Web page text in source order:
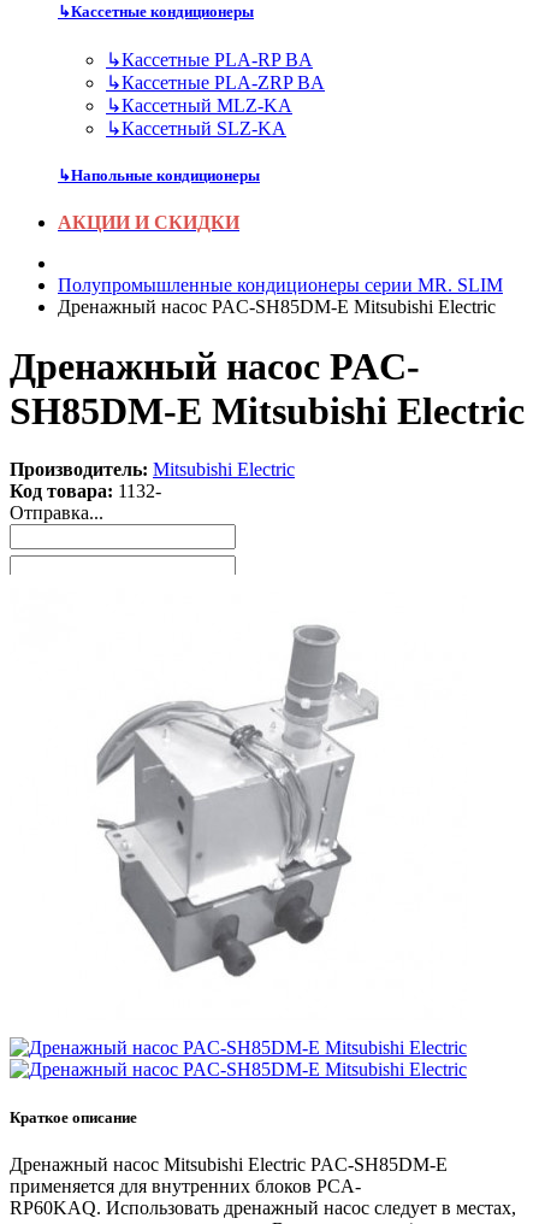
↳Кассетные кондиционеры
↳Кассетные PLA-RP BA
↳Кассетные PLA-ZRP BA
↳Кассетный MLZ-KA
↳Кассетный SLZ-KA
↳Напольные кондиционеры
АКЦИИ И СКИДКИ
Полупромышленные кондиционеры серии MR. SLIM
Дренажный насос PAC-SH85DM-E Mitsubishi Electric
Дренажный насос PAC-
SH85DM-E Mitsubishi Electric
Производитель: Mitsubishi Electric
Код товара: 1132-
Отправка...
«заказать
звонок»
даете
обработку
персональных
Краткое описание
Дренажный насос Mitsubishi Electric PAC-SH85DM-E
применяется для внутренних блоков PCA-
RP60KAQ. Использовать дренажный насос следует в местах,